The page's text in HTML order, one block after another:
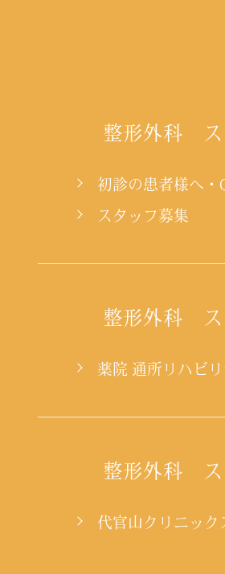
整形外科 ス
初診の患者様へ・
スタッフ募集
整形外科 ス
薬院 通所リハビ
整形外科 ス
代官山クリニック